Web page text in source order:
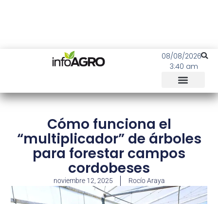
08/08/2026
3:40 am
Cómo funciona el
“multiplicador” de árboles
para forestar campos
cordobeses
noviembre 12, 2025 Rocío Araya